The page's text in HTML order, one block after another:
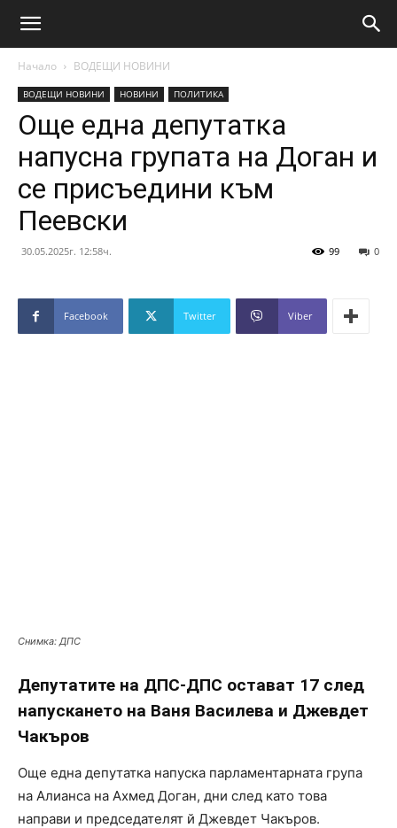
Начало ВОДЕЩИ НОВИНИ
ВОДЕЩИ НОВИНИ НОВИНИ ПОЛИТИКА
Още една депутатка
напусна групата на Доган и
се присъедини към
Пеевски
30.05.2025г. 12:58ч. 0
99
Facebook Twitter Viber
Снимка: ДПС
Депутатите на ДПС-ДПС остават 17 след
напускането на Ваня Василева и Джевдет
Чакъров
Още една депутатка напуска парламентарната група
на Алианса на Ахмед Доган, дни след като това
направи и председателят й Джевдет Чакъров.